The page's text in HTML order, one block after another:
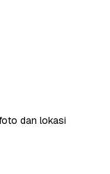
dan lokasi